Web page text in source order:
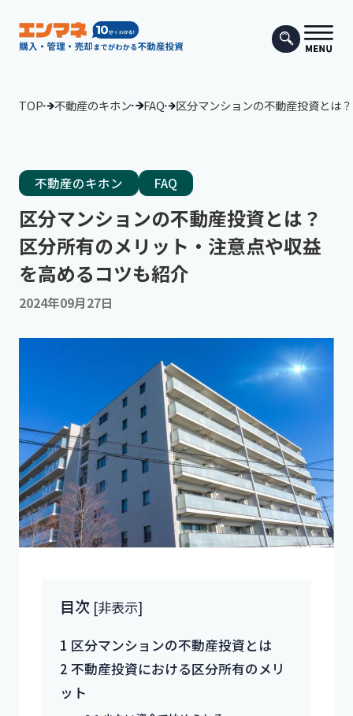
TOP 不動産のキホン FAQ 区分マンションの不動産投資とは
不動産のキホン FAQ
区分マンションの不動産投資とは？
区分所有のメリット・注意点や収益
を高めるコツも紹介
2024年09月27日
目次 [非表示]
1 区分マンションの不動産投資とは
2 不動産投資における区分所有のメリ
ット